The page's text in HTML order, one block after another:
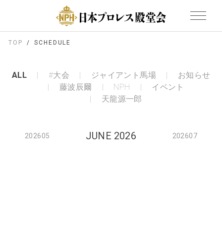
TOP SCHEDULE
ALL #大会 ジャイアント馬場
お知らせ
藤波辰爾
NPH
イベント
天龍源一郎
202605 JUNE 2026 202607